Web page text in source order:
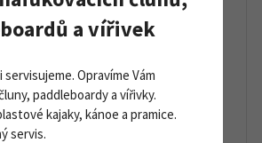
83 g/m2 balení 1 m2
a vířivek
servisujeme. Opravíme Vám
paddleboardy a vířivky.
kajaky, kánoe a pramice.
servis.